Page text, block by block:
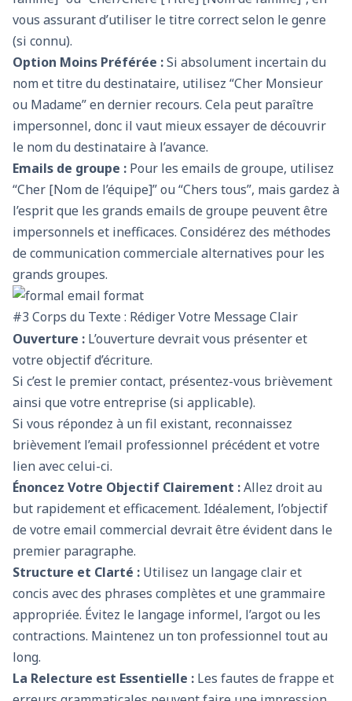
vous assurant d’utiliser le titre correct selon le genre
(si connu).
Option Moins Préférée :Si absolument incertain du
nom et titre du destinataire, utilisez “Cher Monsieur
ou Madame” en dernier recours. Cela peut paraître
impersonnel, donc il vaut mieux essayer de découvrir
le nom du destinataire à l’avance.
Emails de groupe : Pour les emails de groupe, utilisez
“Cher [Nom de l’équipe]” ou “Chers tous”, mais gardez à
l’esprit que les grands emails de groupe peuvent être
impersonnels et inefficaces. Considérez des méthodes
de communication commerciale alternatives pour les
grands groupes.
#3 Corps du Texte : Rédiger Votre Message Clair
Ouverture : L’ouverture devrait vous présenter et
votre objectif d’écriture.
Si c’est le premier contact, présentez-vous brièvement
ainsi que votre entreprise (si applicable).
Si vous répondez à un fil existant, reconnaissez
brièvement l’email professionnel précédent et votre
lien avec celui-ci.
Énoncez Votre Objectif Clairement :Allez droit au
but rapidement et efficacement. Idéalement, l’objectif
de votre email commercial devrait être évident dans le
premier paragraphe.
Structure et Clarté : Utilisez un langage clair et
concis avec des phrases complètes et une grammaire
appropriée. Évitez le langage informel, l’argot ou les
contractions. Maintenez un ton professionnel tout au
long.
La Relecture est Essentielle : Les fautes de frappe et